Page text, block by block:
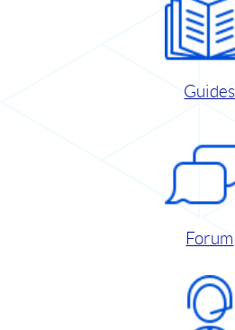
Guides
Forum